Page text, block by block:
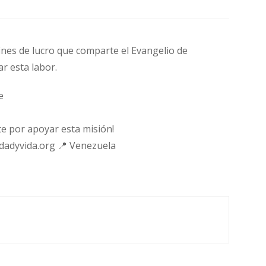
de lucro que comparte el Evangelio de
esta labor.
por apoyar esta misión!
📍 Venezuela